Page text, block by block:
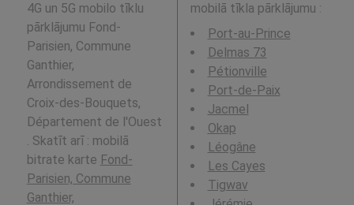
4G un 5G mobilo tīklu
pārklājumu Fond-
Parisien, Commune
Ganthier,
Arrondissement de
Croix-des-Bouquets,
Département de l'Ouest
. Skatīt arī : mobilā
bitrate karte Fond-
Parisien, Commune
Ganthier,
mobilā tīkla pārklājumu :
Port-au-Prince
Delmas 73
Pétionville
Port-de-Paix
Jacmel
Okap
Léogâne
Les Cayes
Tigwav